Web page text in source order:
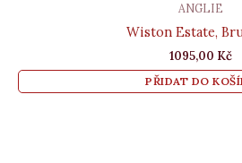
ANGLIE
Wiston Estate,
1095,00 Kč
PŘIDAT DO